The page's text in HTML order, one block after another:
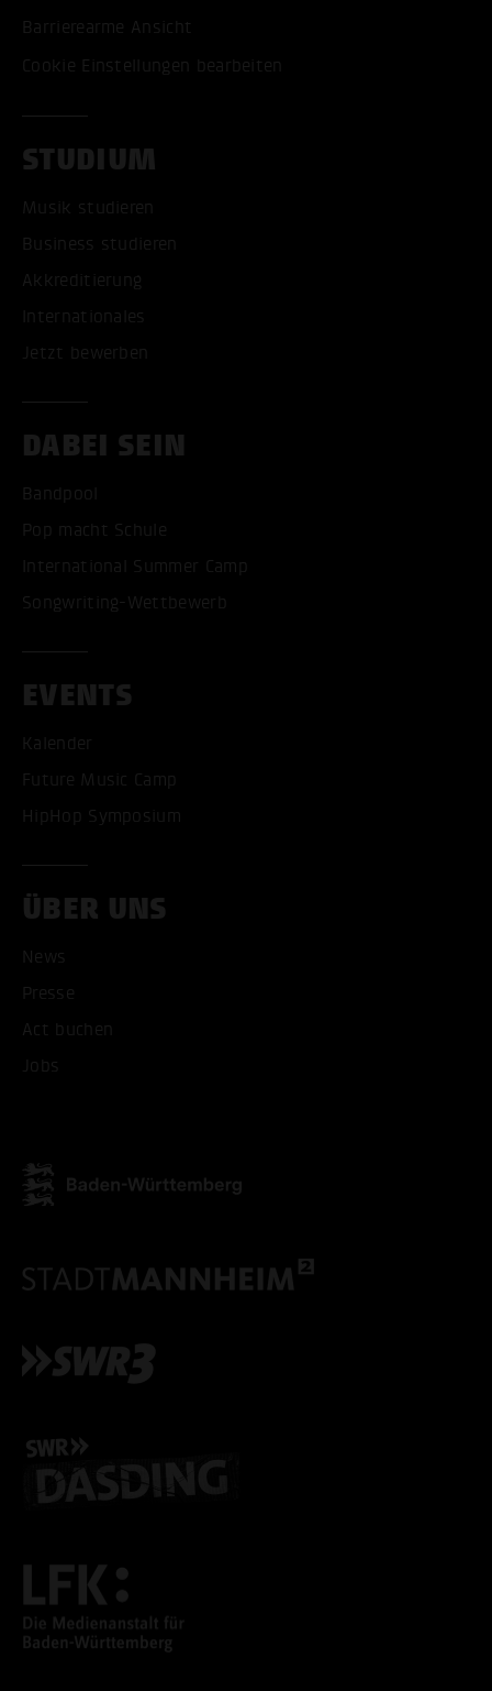
Barrierearme Ansicht
Cookie Einstellungen bearbeiten
STUDIUM
Musik studieren
Business studieren
Akkreditierung
Internationales
Jetzt bewerben
DABEI SEIN
Bandpool
Pop macht Schule
International Summer Camp
Songwriting-Wettbewerb
EVENTS
Kalender
Future Music Camp
HipHop Symposium
ÜBER UNS
News
Presse
Act buchen
Jobs